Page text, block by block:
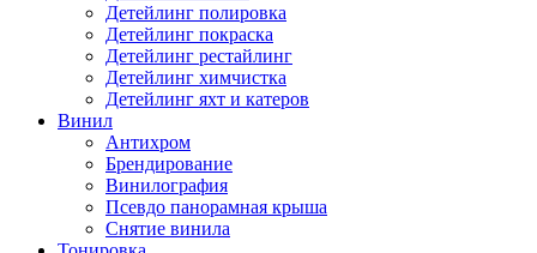
Детейлинг полировка
Детейлинг покраска
Детейлинг рестайлинг
Детейлинг химчистка
Детейлинг яхт и катеров
Винил
Антихром
Брендирование
Винилография
Псевдо панорамная крыша
Снятие винила